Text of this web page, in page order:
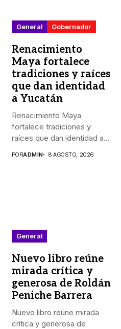
General Gobernador
Renacimiento
Maya fortalece
tradiciones y raíces
que dan identidad
a Yucatán
Renacimiento Maya
fortalece tradiciones y
raíces que dan identidad a
PORADMIN 8 AGOSTO, 2026
General
Nuevo libro reúne
mirada crítica y
generosa de Roldán
Peniche Barrera
Nuevo libro reúne mirada
crítica y generosa de